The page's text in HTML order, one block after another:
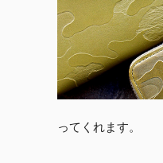
ってくれます。